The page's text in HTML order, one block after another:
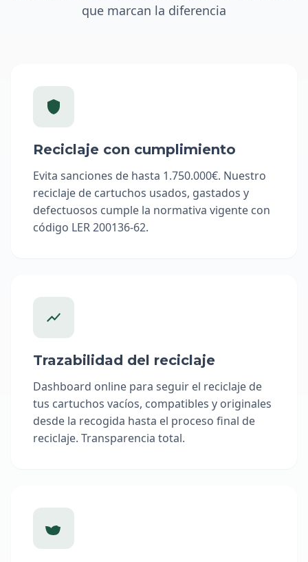
que marcan la diferencia
Reciclaje con cumplimiento
Evita sanciones de hasta 1.750.000€. Nuestro
reciclaje de cartuchos usados, gastados y
defectuosos cumple la normativa vigente con
código LER 200136-62.
Trazabilidad del reciclaje
Dashboard online para seguir el reciclaje de
tus cartuchos vacíos, compatibles y originales
desde la recogida hasta el proceso final de
reciclaje. Transparencia total.